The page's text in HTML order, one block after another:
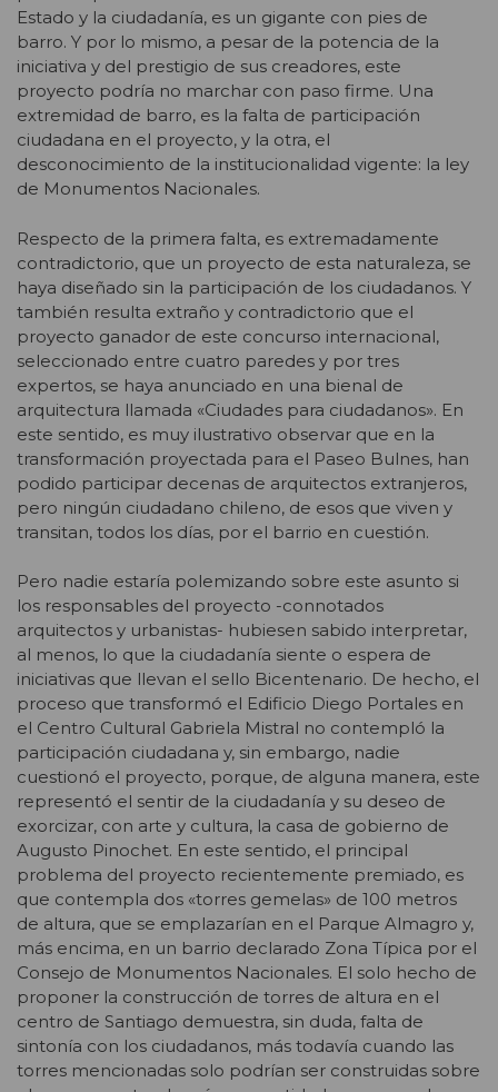
Estado y la ciudadanía, es un gigante con pies de
barro. Y por lo mismo, a pesar de la potencia de la
iniciativa y del prestigio de sus creadores, este
proyecto podría no marchar con paso firme. Una
extremidad de barro, es la falta de participación
ciudadana en el proyecto, y la otra, el
desconocimiento de la institucionalidad vigente: la ley
de Monumentos Nacionales.
Respecto de la primera falta, es extremadamente
contradictorio, que un proyecto de esta naturaleza, se
haya diseñado sin la participación de los ciudadanos. Y
también resulta extraño y contradictorio que el
proyecto ganador de este concurso internacional,
seleccionado entre cuatro paredes y por tres
expertos, se haya anunciado en una bienal de
arquitectura llamada «Ciudades para ciudadanos». En
este sentido, es muy ilustrativo observar que en la
transformación proyectada para el Paseo Bulnes, han
podido participar decenas de arquitectos extranjeros,
pero ningún ciudadano chileno, de esos que viven y
transitan, todos los días, por el barrio en cuestión.
Pero nadie estaría polemizando sobre este asunto si
los responsables del proyecto -connotados
arquitectos y urbanistas- hubiesen sabido interpretar,
al menos, lo que la ciudadanía siente o espera de
iniciativas que llevan el sello Bicentenario. De hecho, el
proceso que transformó el Edificio Diego Portales en
el Centro Cultural Gabriela Mistral no contempló la
participación ciudadana y, sin embargo, nadie
cuestionó el proyecto, porque, de alguna manera, este
representó el sentir de la ciudadanía y su deseo de
exorcizar, con arte y cultura, la casa de gobierno de
Augusto Pinochet. En este sentido, el principal
problema del proyecto recientemente premiado, es
que contempla dos «torres gemelas» de 100 metros
de altura, que se emplazarían en el Parque Almagro y,
más encima, en un barrio declarado Zona Típica por el
Consejo de Monumentos Nacionales. El solo hecho de
proponer la construcción de torres de altura en el
centro de Santiago demuestra, sin duda, falta de
sintonía con los ciudadanos, más todavía cuando las
torres mencionadas solo podrían ser construidas sobre